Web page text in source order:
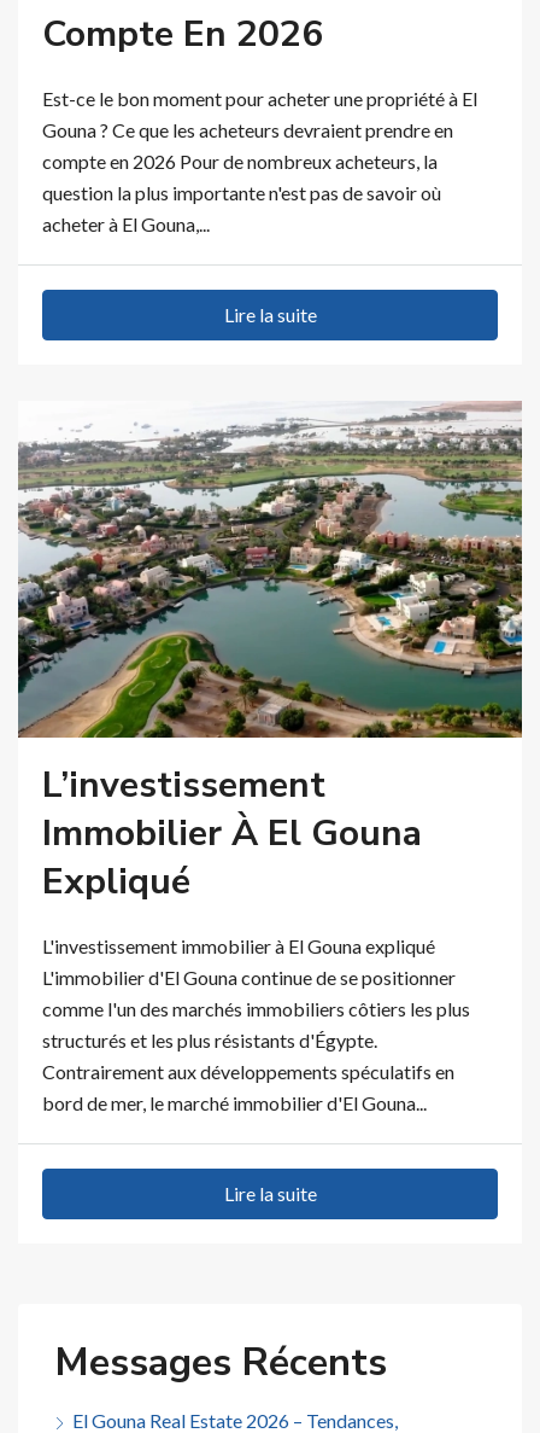
Compte En 2026
Est-ce le bon moment pour acheter une propriété à El
Gouna ? Ce que les acheteurs devraient prendre en
compte en 2026 Pour de nombreux acheteurs, la
question la plus importante n'est pas de savoir où
acheter à El Gouna,...
Lire la suite
L’investissement
Immobilier À El Gouna
Expliqué
L'investissement immobilier à El Gouna expliqué
L'immobilier d'El Gouna continue de se positionner
comme l'un des marchés immobiliers côtiers les plus
structurés et les plus résistants d'Égypte.
Contrairement aux développements spéculatifs en
bord de mer, le marché immobilier d'El Gouna...
Lire la suite
Messages Récents
El Gouna Real Estate 2026 – Tendances,